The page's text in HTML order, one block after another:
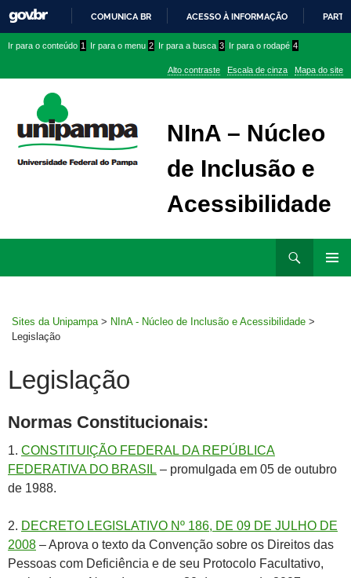
PARA
CONTEÚDO
COMUNICA BR ACESSO À INFORMAÇÃO
conteúdo
menu
superior
menu
Ir para o conteúdo 1 Ir para o menu 2 Ir para a busca 3 Ir para o rodapé 4
Alto contraste Escala de cinza Mapa do site
NInA – Núcleo
de Inclusão e
Acessibilidade
Sites da Unipampa > NInA - Núcleo de Inclusão e Acessibilidade >
Legislação
Legislação
Normas Constitucionais:
1. CONSTITUIÇÃO FEDERAL DA REPÚBLICA
FEDERATIVA DO BRASIL – promulgada em 05 de outubro
de 1988.
2. DECRETO LEGISLATIVO Nº 186, DE 09 DE JULHO DE
2008 – Aprova o texto da Convenção sobre os Direitos das
Pessoas com Deficiência e de seu Protocolo Facultativo,